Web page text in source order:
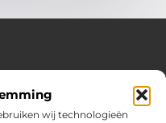
wij technologieën
tips voor het